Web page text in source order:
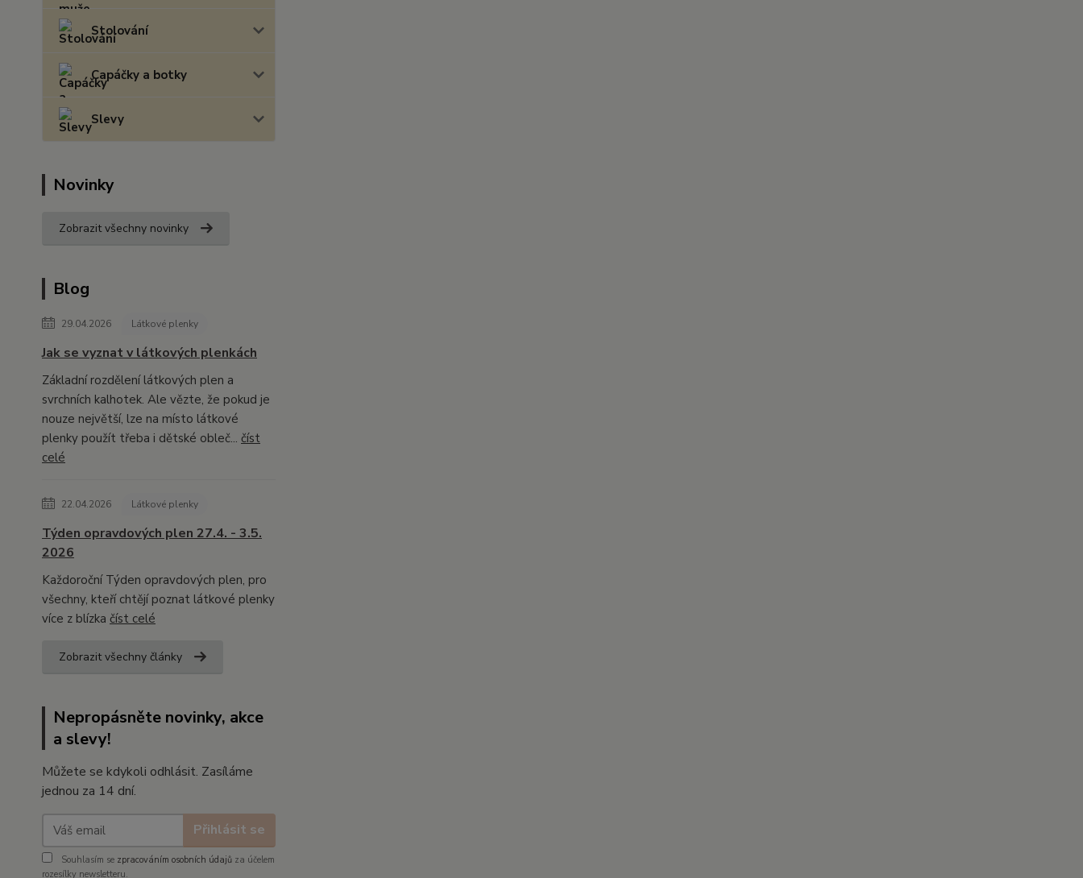
Stolování
Capáčky a botky
Slevy
Novinky
Zobrazit všechny novinky
Blog
29.04.2026 Látkové plenky
Jak se vyznat v látkových plenkách
Základní rozdělení látkových plen a
svrchních kalhotek. Ale vězte, že pokud je
nouze největší, lze na místo látkové
plenky použít třeba i dětské obleč... číst
celé
22.04.2026 Látkové plenky
Týden opravdových plen 27.4. - 3.5.
2026
Každoroční Týden opravdových plen, pro
všechny, kteří chtějí poznat látkové plenky
více z blízka číst celé
Zobrazit všechny články
Nepropásněte novinky, akce
a slevy!
Můžete se kdykoli odhlásit. Zasíláme
jednou za 14 dní.
Přihlásit se
Souhlasím se zpracováním osobních údajů za účelem
rozesílky newsletteru.